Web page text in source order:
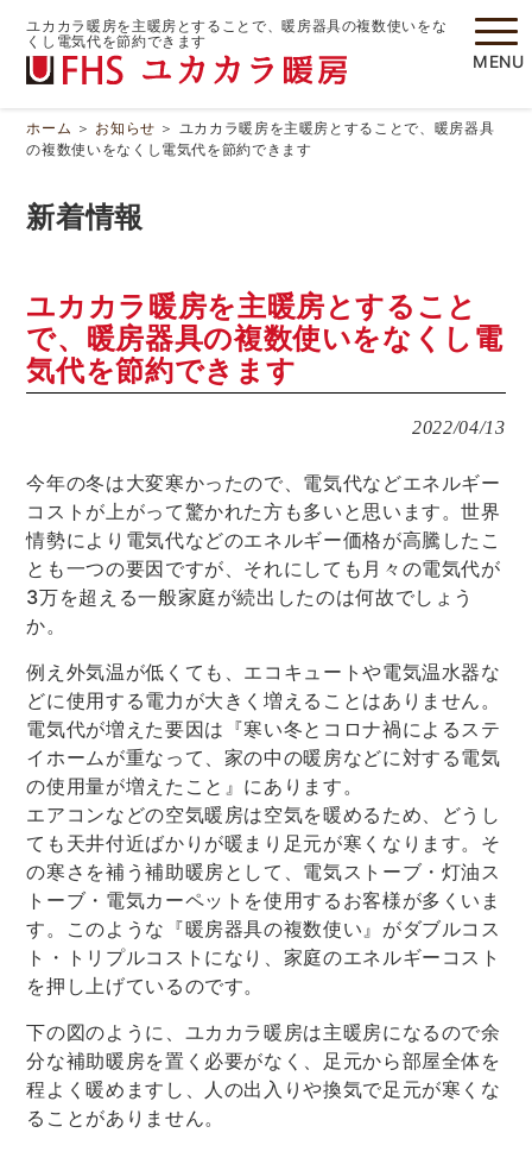
ユカカラ暖房を主暖房とすることで、暖房器具の複数使いをな
くし電気代を節約できます
MENU
ホーム ＞ お知らせ ＞
ユカカラ暖房を主暖房とすることで、暖房器具
の複数使いをなくし電気代を節約できます
新着情報
ユカカラ暖房を主暖房とすること
で、暖房器具の複数使いをなくし電
気代を節約できます
2022/04/13
今年の冬は大変寒かったので、電気代などエネルギー
コストが上がって驚かれた方も多いと思います。世界
情勢により電気代などのエネルギー価格が高騰したこ
とも一つの要因ですが、それにしても月々の電気代が
3万を超える一般家庭が続出したのは何故でしょう
か。
例え外気温が低くても、エコキュートや電気温水器な
どに使用する電力が大きく増えることはありません。
電気代が増えた要因は『寒い冬とコロナ禍によるステ
イホームが重なって、家の中の暖房などに対する電気
の使用量が増えたこと』にあります。
エアコンなどの空気暖房は空気を暖めるため、どうし
ても天井付近ばかりが暖まり足元が寒くなります。そ
の寒さを補う補助暖房として、電気ストーブ・灯油ス
トーブ・電気カーペットを使用するお客様が多くいま
す。このような『暖房器具の複数使い』がダブルコス
ト・トリプルコストになり、家庭のエネルギーコスト
を押し上げているのです。
下の図のように、ユカカラ暖房は主暖房になるので余
分な補助暖房を置く必要がなく、足元から部屋全体を
程よく暖めますし、人の出入りや換気で足元が寒くな
ることがありません。